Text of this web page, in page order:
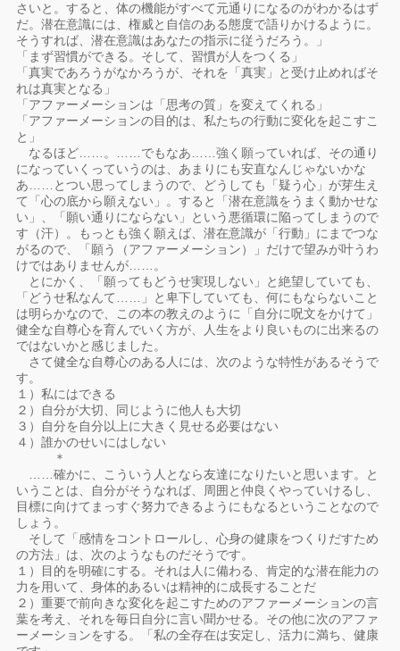
さいと。すると、体の機能がすべて元通りになるのがわかるはず
だ。潜在意識には、権威と自信のある態度で語りかけるように。
そうすれば、潜在意識はあなたの指示に従うだろう。」
「まず習慣ができる。そして、習慣が人をつくる」
「真実であろうがなかろうが、それを「真実」と受け止めればそ
れは真実となる」
「アファーメーションは「思考の質」を変えてくれる」
「アファーメーションの目的は、私たちの行動に変化を起こすこ
と」
なるほど……。……でもなあ……強く願っていれば、その通り
になっていくっていうのは、あまりにも安直なんじゃないかな
あ……とつい思ってしまうので、どうしても「疑う心」が芽生え
て「心の底から願えない」。すると「潜在意識をうまく動かせな
い」、「願い通りにならない」という悪循環に陥ってしまうので
す（汗）。もっとも強く願えば、潜在意識が「行動」にまでつな
がるので、「願う（アファーメーション）」だけで望みが叶うわ
けではありませんが……。
とにかく、「願ってもどうせ実現しない」と絶望していても、
「どうせ私なんて……」と卑下していても、何にもならないこと
は明らかなので、この本の教えのように「自分に呪文をかけて」
健全な自尊心を育んでいく方が、人生をより良いものに出来るの
ではないかと感じました。
さて健全な自尊心のある人には、次のような特性があるそうで
す。
１）私にはできる
２）自分が大切、同じように他人も大切
３）自分を自分以上に大きく見せる必要はない
４）誰かのせいにはしない
＊
……確かに、こういう人となら友達になりたいと思います。と
いうことは、自分がそうなれば、周囲と仲良くやっていけるし、
目標に向けてまっすぐ努力できるようにもなるということなので
しょう。
そして「感情をコントロールし、心身の健康をつくりだすため
の方法」は、次のようなものだそうです。
１）目的を明確にする。それは人に備わる、肯定的な潜在能力の
力を用いて、身体的あるいは精神的に成長することだ
２）重要で前向きな変化を起こすためのアファーメーションの言
葉を考え、それを毎日自分に言い聞かせる。その他に次のアファ
ーメーションをする。「私の全存在は安定し、活力に満ち、健康